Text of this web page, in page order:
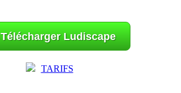
Télécharger Ludiscape
TARIFS